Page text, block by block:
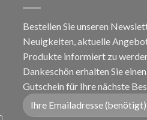
Bestellen Sie unseren
Neuigkeiten, aktuelle
Produkte informiert zu
Dankeschön erhalten Sie
Gutschein für Ihre nächste